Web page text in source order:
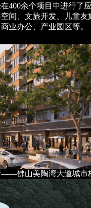
400余个项目中进行了
间、文旅开发、儿童友
业办公、产业园区等。
佛山美陶湾大道城市